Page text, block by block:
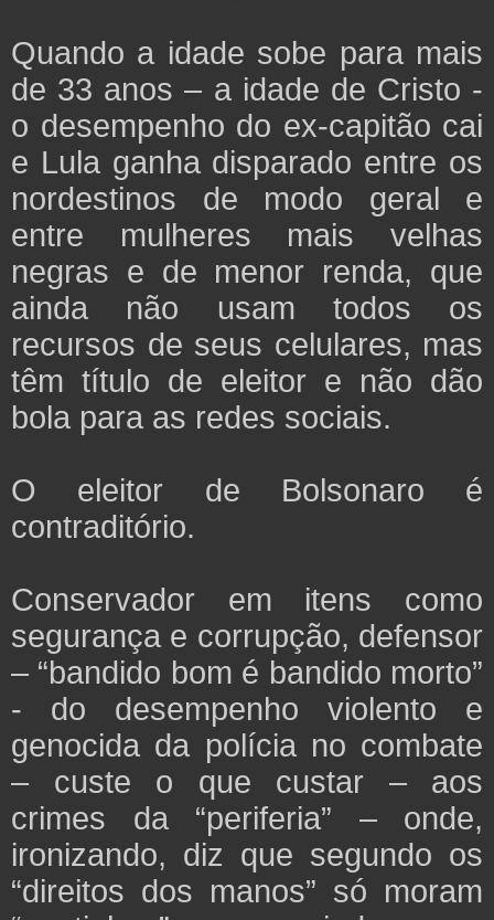
Quando a idade sobe para mais
de 33 anos – a idade de Cristo -
o desempenho do ex-capitão cai
e Lula ganha disparado entre os
nordestinos de modo geral e
entre mulheres mais velhas
negras e de menor renda, que
ainda não usam todos os
recursos de seus celulares, mas
têm título de eleitor e não dão
bola para as redes sociais.
O eleitor de Bolsonaro é
contraditório.
Conservador em itens como
segurança e corrupção, defensor
– “bandido bom é bandido morto”
- do desempenho violento e
genocida da polícia no combate
– custe o que custar – aos
crimes da “periferia” – onde,
ironizando, diz que segundo os
“direitos dos manos” só moram